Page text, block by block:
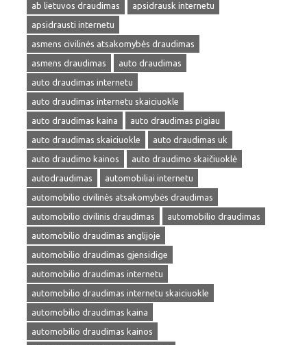
ab lietuvos draudimas
apsidrausk internetu
apsidrausti internetu
asmens civilinės atsakomybės draudimas
asmens draudimas
auto draudimas
auto draudimas internetu
auto draudimas internetu skaiciuokle
auto draudimas kaina
auto draudimas pigiau
auto draudimas skaiciuokle
auto draudimas uk
auto draudimo kainos
auto draudimo skaičiuoklė
autodraudimas
automobiliai internetu
automobilio civilinės atsakomybės draudimas
automobilio civilinis draudimas
automobilio draudimas
automobilio draudimas anglijoje
automobilio draudimas gjensidige
automobilio draudimas internetu
automobilio draudimas internetu skaiciuokle
automobilio draudimas kaina
automobilio draudimas kainos